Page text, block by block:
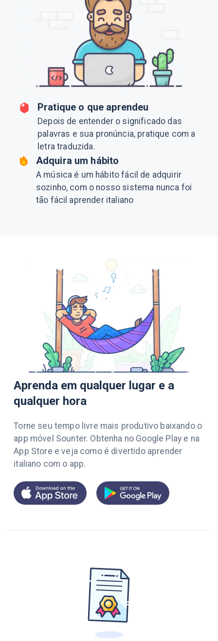
Pratique o que aprendeu
Depois de entender o significado das
palavras e sua pronúncia, pratique com a
letra traduzida.
Adquira um hábito
A música é um hábito fácil de adquirir
sozinho, com o nosso sistema nunca foi
tão fácil aprender italiano
Aprenda em qualquer lugar e a
qualquer hora
Torne seu tempo livre mais produtivo baixando o
app móvel Sounter. Obtenha no Google Play e na
App Store e veja como é divertido aprender
italiano com o app.